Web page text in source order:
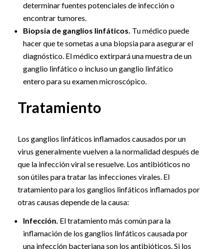
determinar fuentes potenciales de infección o
encontrar tumores.
Biopsia de ganglios linfáticos. Tu médico puede
hacer que te sometas a una biopsia para asegurar el
diagnóstico. El médico extirpará una muestra de un
ganglio linfático o incluso un ganglio linfático
entero para su examen microscópico.
Tratamiento
Los ganglios linfáticos inflamados causados por un
virus generalmente vuelven a la normalidad después de
que la infección viral se resuelve. Los antibióticos no
son útiles para tratar las infecciones virales. El
tratamiento para los ganglios linfáticos inflamados por
otras causas depende de la causa:
Infección. El tratamiento más común para la
inflamación de los ganglios linfáticos causada por
una infección bacteriana son los antibióticos. Si los